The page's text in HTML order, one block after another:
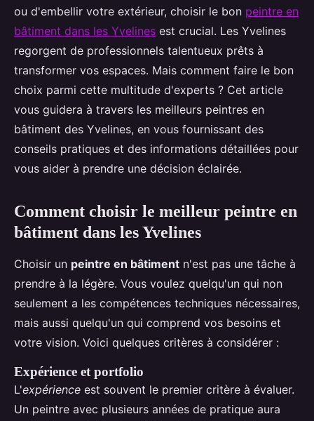
ou d'embellir votre extérieur, choisir le bon peintre en
bâtiment dans les Yvelines est crucial. Les Yvelines
regorgent de professionnels talentueux prêts à
transformer vos espaces. Mais comment faire le bon
choix parmi cette multitude d'experts ? Cet article
vous guidera à travers les meilleurs peintres en
bâtiment des Yvelines, en vous fournissant des
conseils pratiques et des informations détaillées pour
vous aider à prendre une décision éclairée.
Comment choisir le meilleur peintre en
bâtiment dans les Yvelines
Choisir un peintre en bâtiment n'est pas une tâche à
prendre à la légère. Vous voulez quelqu'un qui non
seulement a les compétences techniques nécessaires,
mais aussi quelqu'un qui comprend vos besoins et
votre vision. Voici quelques critères à considérer :
Expérience et portfolio
L'expérience est souvent le premier critère à évaluer.
Un peintre avec plusieurs années de pratique aura